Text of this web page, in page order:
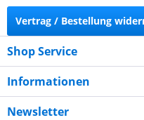
Vertrag / Bestellung
Shop Service
Informationen
Newsletter